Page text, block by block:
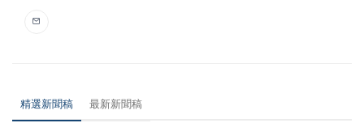
精選新聞稿 最新新聞稿